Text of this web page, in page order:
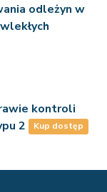
odleżyn w
kontroli
2
Kup dostęp